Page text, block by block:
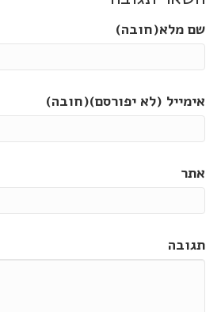
שם מלא(חובה)
אימייל (לא יפורסם)(חובה)
אתר
תגובה